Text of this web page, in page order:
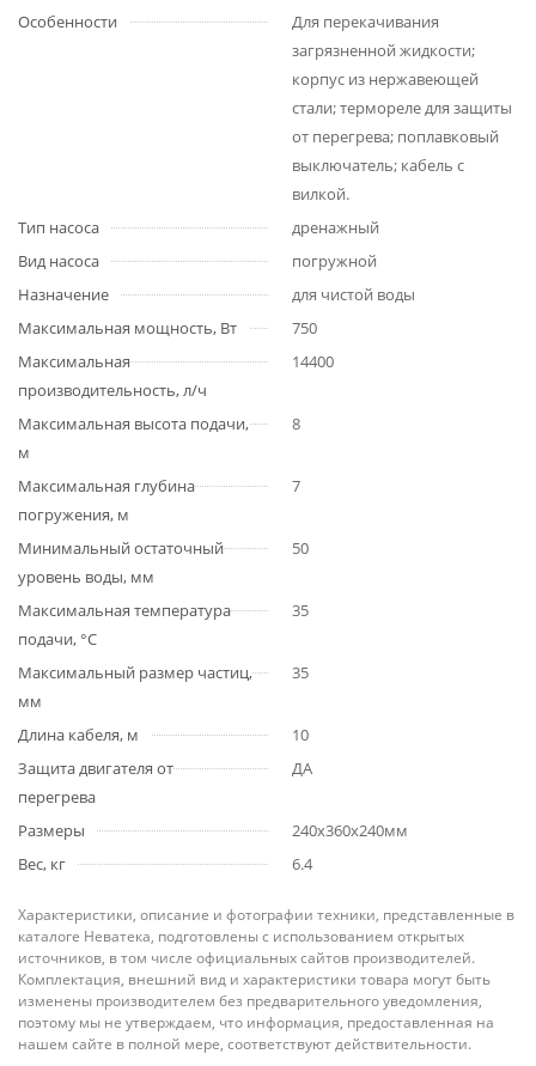
Особенности
Для перекачивания
загрязненной жидкости;
корпус из нержавеющей
стали; термореле для защиты
от перегрева; поплавковый
выключатель; кабель с
вилкой.
Тип насоса
дренажный
Вид насоса
погружной
Назначение
для чистой воды
Максимальная мощность, Вт
750
Максимальная
производительность, л/ч
14400
Максимальная высота подачи,
м
8
Максимальная глубина
погружения, м
7
Минимальный остаточный
уровень воды, мм
50
Максимальная температура
подачи, °С
35
Максимальный размер частиц,
мм
35
Длина кабеля, м
10
Защита двигателя от
перегрева
ДА
Размеры
240x360x240мм
Вес, кг
6.4
Характеристики, описание и фотографии техники, представленные в
каталоге Неватека, подготовлены с использованием открытых
источников, в том числе официальных сайтов производителей.
Комплектация, внешний вид и характеристики товара могут быть
изменены производителем без предварительного уведомления,
поэтому мы не утверждаем, что информация, предоставленная на
нашем сайте в полной мере, соответствуют действительности.